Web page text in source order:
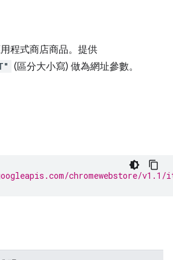
程式商店商品。提供
(區分大小寫) 做為網址參數。
chromewebstore/